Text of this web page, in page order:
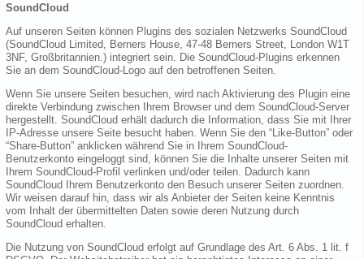
SoundCloud
Auf unseren Seiten können Plugins des sozialen Netzwerks SoundCloud
(SoundCloud Limited, Berners House, 47-48 Berners Street, London W1T
3NF, Großbritannien.) integriert sein. Die SoundCloud-Plugins erkennen
Sie an dem SoundCloud-Logo auf den betroffenen Seiten.
Wenn Sie unsere Seiten besuchen, wird nach Aktivierung des Plugin eine
direkte Verbindung zwischen Ihrem Browser und dem SoundCloud-Server
hergestellt. SoundCloud erhält dadurch die Information, dass Sie mit Ihrer
IP-Adresse unsere Seite besucht haben. Wenn Sie den “Like-Button” oder
“Share-Button” anklicken während Sie in Ihrem SoundCloud-
Benutzerkonto eingeloggt sind, können Sie die Inhalte unserer Seiten mit
Ihrem SoundCloud-Profil verlinken und/oder teilen. Dadurch kann
SoundCloud Ihrem Benutzerkonto den Besuch unserer Seiten zuordnen.
Wir weisen darauf hin, dass wir als Anbieter der Seiten keine Kenntnis
vom Inhalt der übermittelten Daten sowie deren Nutzung durch
SoundCloud erhalten.
Die Nutzung von SoundCloud erfolgt auf Grundlage des Art. 6 Abs. 1 lit. f